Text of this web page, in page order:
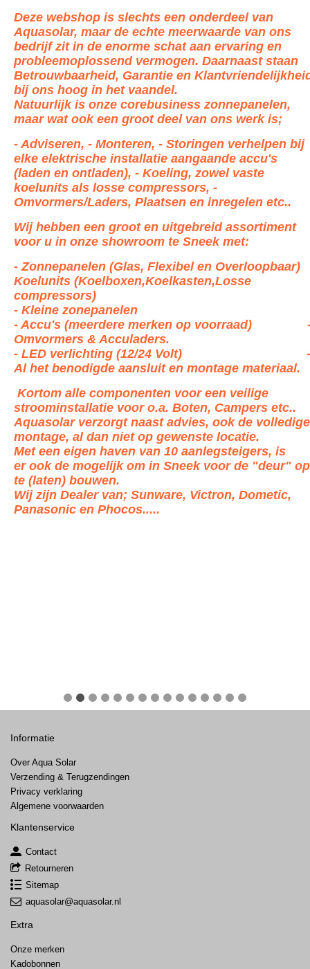
Deze webshop is slechts een onderdeel van
Aquasolar, maar de echte meerwaarde van ons
bedrijf zit in de enorme schat aan ervaring en
probleemoplossend vermogen. Daarnaast staan
Betrouwbaarheid, Garantie en
bij ons hoog in het vaandel.
Natuurlijk is onze corebusiness zonnepanelen,
maar wat ook een groot deel van ons werk is;
- Adviseren, - Monteren, - Storingen verhelpen bij
elke elektrische installatie aangaande accu's
(laden en ontladen), - Koeling, zowel vaste
koelunits als losse compressors, -
Omvormers/Laders, Plaatsen en inregelen etc..
Wij hebben een groot en uitgebreid assortiment
voor u in onze showroom te Sneek met:
- Zonnepanelen (Glas, Flexibel en Overloopbaar)
Koelunits (Koelboxen,Koelkasten,Losse
compressors)
- Kleine zonepanelen
- Accu's (meerdere merken op voorraad)
Omvormers & Acculaders.
- LED verlichting (12/24 Volt) -
Al het benodigde aansluit en montage materiaal.
Kortom alle componenten voor een veilige
stroominstallatie voor o.a. Boten, Campers etc..
Aquasolar verzorgt naast advies, ook de volledige
montage, al dan niet op gewenste locatie.
Met een eigen haven van 10 aanlegsteigers, is
er ook de mogelijk om in Sneek voor de "deur" op
te (laten) bouwen.
Wij zijn Dealer van; Sunware, Victron, Dometic,
Panasonic en Phocos.....
Informatie
Over Aqua Solar
Verzending & Terugzendingen
Privacy verklaring
Algemene voorwaarden
Klantenservice
Contact
Retourneren
Sitemap
aquasolar@aquasolar.nl
Extra
Onze merken
Kadobonnen